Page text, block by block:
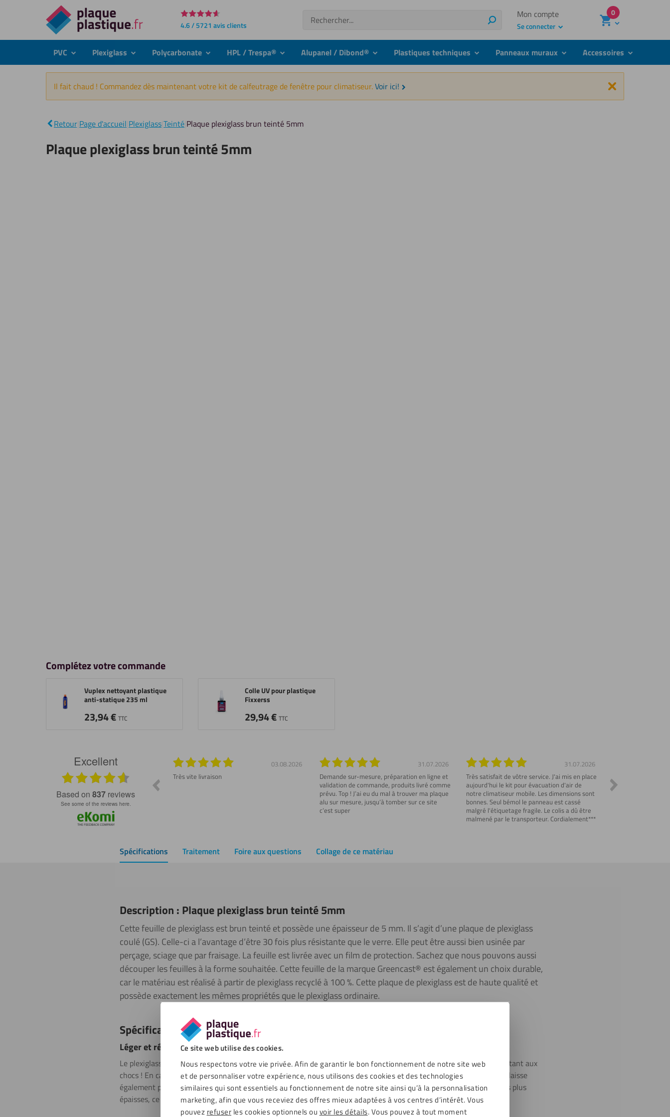
Ce site web utilise des cookies.
Nous respectons votre vie privée. Afin de garantir le bon fonctionnement de notre site web
et de personnaliser votre expérience, nous utilisons des cookies et des technologies
similaires qui sont essentiels au fonctionnement de notre site ainsi qu’à la personnalisation
marketing, afin que vous receviez des offres mieux adaptées à vos centres d’intérêt. Vous
pouvez refuser les cookies optionnels ou voir les détails. Vous pouvez à tout moment
Directement
au
contenu
4.6 / 5721 avis clients
Recherche
Rechercher
Mon compte
Se connecter
0
PVC submenuPlexiglass submenuPolycarbonate submenuHPL / Trespa® submenuAlupanel / Dibond® submenuPlastiques techniques submenuPanneaux muraux submenuAccessoires submenu
Il fait chaud ! Commandez dès maintenant votre kit de calfeutrage de fenêtre pour climatiseur.Voir ici! Fermer
Retour Page d'accueil PlexiglassTeinté Plaque plexiglass brun teinté 5mm
Plaque plexiglass brun teinté 5mm
Complétez votre commande
Vuplex nettoyant plastique
anti-statique 235 ml
23,94€ TTC
Colle UV pour plastique
Fixxerss
29,94€ TTC
Excellent
based on 837 reviews
see some of the reviews here.
Produit conforme et délai rapide ! Dommage
de ne pas avoir trouvé ce site plus tôt 😇
03.08.2026
Très vite livraison
31.07.2026
Demande sur-mesure, préparation en ligne et
validation de commande, produits livré comme
prévu. Top ! J’ai eu du mal à trouver ma plaque
alu sur mesure, jusqu’à tomber sur ce site
c’est super
31.07.2026
Très satisfait de vôtre service. J'ai mis en place
aujourd'hui le kit pour évacuation d'air de
notre climatiseur mobile. Les dimensions sont
bonnes. Seul bémol le panneau est cassé
malgré l'étiquetage fragile. Le colis a dû être
malmené par le transporteur. Cordialement***
Emballage de
Spécifications Traitement Foire aux questions Collage de ce matériau
Description : Plaque plexiglass brun teinté 5mm
Cette feuille de plexiglass est brun teinté et possède une épaisseur de 5 mm. Il s’agit d’une plaque de plexiglass
coulé (GS). Celle-ci a l’avantage d’être 30 fois plus résistante que le verre. Elle peut être aussi bien usinée par
perçage, sciage que par fraisage. La feuille est livrée avec un film de protection. Sachez que nous pouvons aussi
découper les feuilles à la forme souhaitée. Cette feuille de la marque Greencast® est également un choix durable,
car le matériau est réalisé à partir de plexiglass recyclé à 100 %. Cette plaque de plexiglass est de haute qualité et
possède exactement les mêmes propriétés que le plexiglass ordinaire.
Spécifications
Léger et résistant
Le plexiglass est moitié plus léger que le verre et pourtant il s’agit d’un matériau très solide : il est 30 fois plus résistant aux
chocs ! En cas de rupture du plexiglass, une seule ligne de faille est créée, le matériau ne se brise pas. Le plexiglass laisse
également passer plus de lumière que le verre puisque sa transmission lumineuse est de 55 %. Même avec des tôles plus
épaisses, ce plastique laisse passer visiblement plus de lumière que le verre de la même épaisseur.